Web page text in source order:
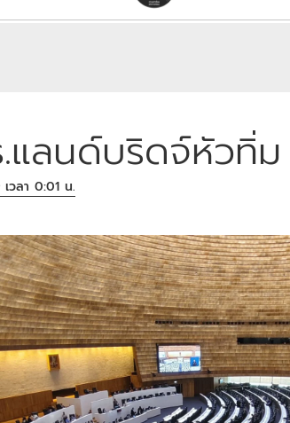
ลนด์บริดจ์หัวทิ่ม
วลา 0:01 น.